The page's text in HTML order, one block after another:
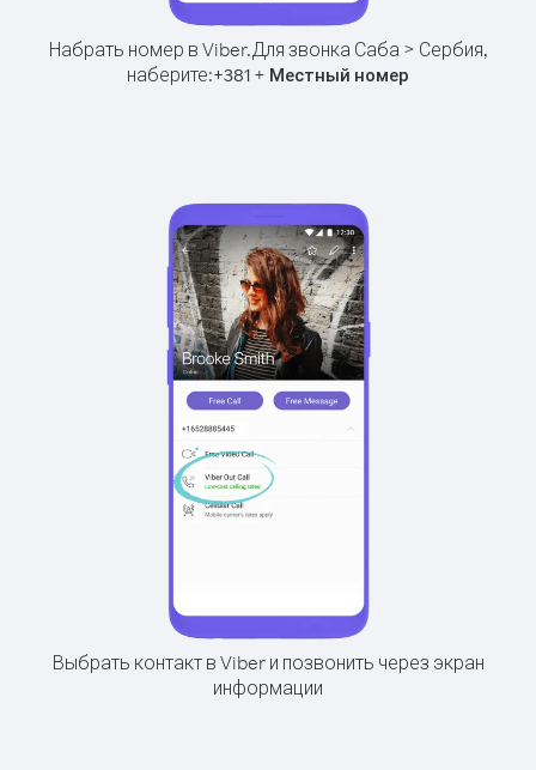
Набрать номер в Viber.Для звонка Саба > Сербия,
наберите:+381 + Местный номер
Выбрать контакт в Viber и позвонить через экран
информации